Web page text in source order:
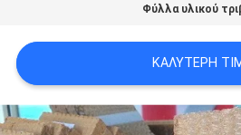
PRIVACY
POLICY
Φύλλα υλικού
ΚΑΛΎΤΕΡΗ